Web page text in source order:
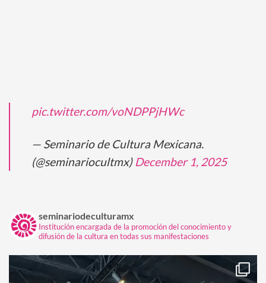
pic.twitter.com/voNDPPjHWc
— Seminario de Cultura Mexicana.
(@seminariocultmx) December 1, 2025
seminariodeculturamx
Institución encargada de la promoción del conocimiento y
difusión de la cultura en todas sus manifestaciones